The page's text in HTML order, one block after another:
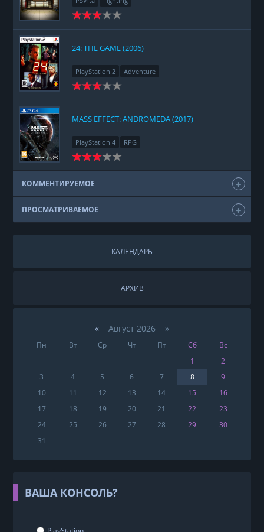
24: THE GAME (2006)
PlayStation 2 Adventure
MASS EFFECT: ANDROMEDA (2017)
PlayStation 4 RPG
КОММЕНТИРУЕМОЕ
ПРОСМАТРИВАЕМОЕ
КАЛЕНДАРЬ
АРХИВ
«Август 2026 »
Пн Вт Ср Чт Пт Сб
Вс
1
2
3
4 5 6 7 8
9
10
11 12 13 14 15
16
17
18 19 20 21 22
23
24
25 26 27 28 29
30
31
ВАША КОНСОЛЬ?